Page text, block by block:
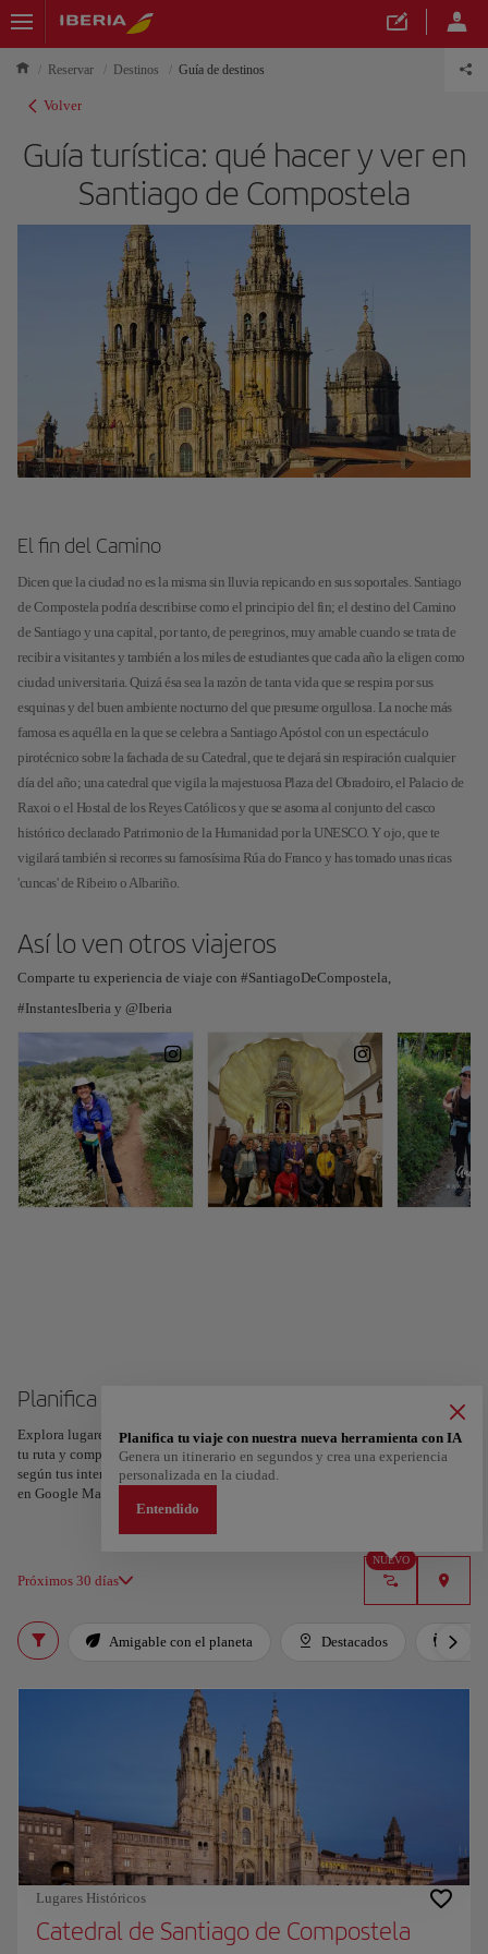
Reservar Destinos Guía de destinos
Volver
Guía turística: qué hacer y ver en
Santiago de Compostela
El fin del Camino
Dicen que la ciudad no es la misma sin lluvia repicando en sus soportales. Santiago
de Compostela podría describirse como el principio del fin; el destino del Camino
de Santiago y una capital, por tanto, de peregrinos, muy amable cuando se trata de
recibir a visitantes y también a los miles de estudiantes que cada año la eligen como
ciudad universitaria. Quizá ésa sea la razón de tanta vida que se respira por sus
esquinas y del buen ambiente nocturno del que presume orgullosa. La noche más
famosa es aquélla en la que se celebra a Santiago Apóstol con un espectáculo
pirotécnico sobre la fachada de su Catedral, que te dejará sin respiración cualquier
día del año; una catedral que vigila la majestuosa Plaza del Obradoiro, el Palacio de
Raxoi o el Hostal de los Reyes Católicos y que se asoma al conjunto del casco
histórico declarado Patrimonio de la Humanidad por la UNESCO. Y ojo, que te
vigilará también si recorres su famosísima Rúa do Franco y has tomado unas ricas
'cuncas' de Ribeiro o Albariño.
Así lo ven otros viajeros
Comparte tu experiencia de viaje con #SantiagoDeCompostela,
#InstantesIberia y @Iberia
Planifica tu viaje a Santiago de Compostela
Explora lugares, experiencias y marca con el corazón tus favoritos para crear
tu ruta y compartirla. ¿Quieres más ideas? Obtén un itinerario personalizado
según tus intereses y la duración de tu viaje: en sólo dos pasos y descargable
en Google Maps.
Próximos 30 días
NUEVO
Planifica tu viaje con nuestra nueva herramienta con IA
Genera un itinerario en segundos y crea una experiencia
personalizada en la ciudad.
Entendido
Amigable con el planeta Destacados Para
Lugares Históricos
Catedral de Santiago de Compostela